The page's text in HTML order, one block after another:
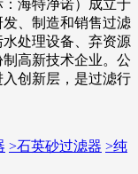
海特净诺）成立于
、制造和销售过滤
处理设备、弃资源
高新技术企业。公
入创新层，是过滤行
>石英砂过滤器 >纯